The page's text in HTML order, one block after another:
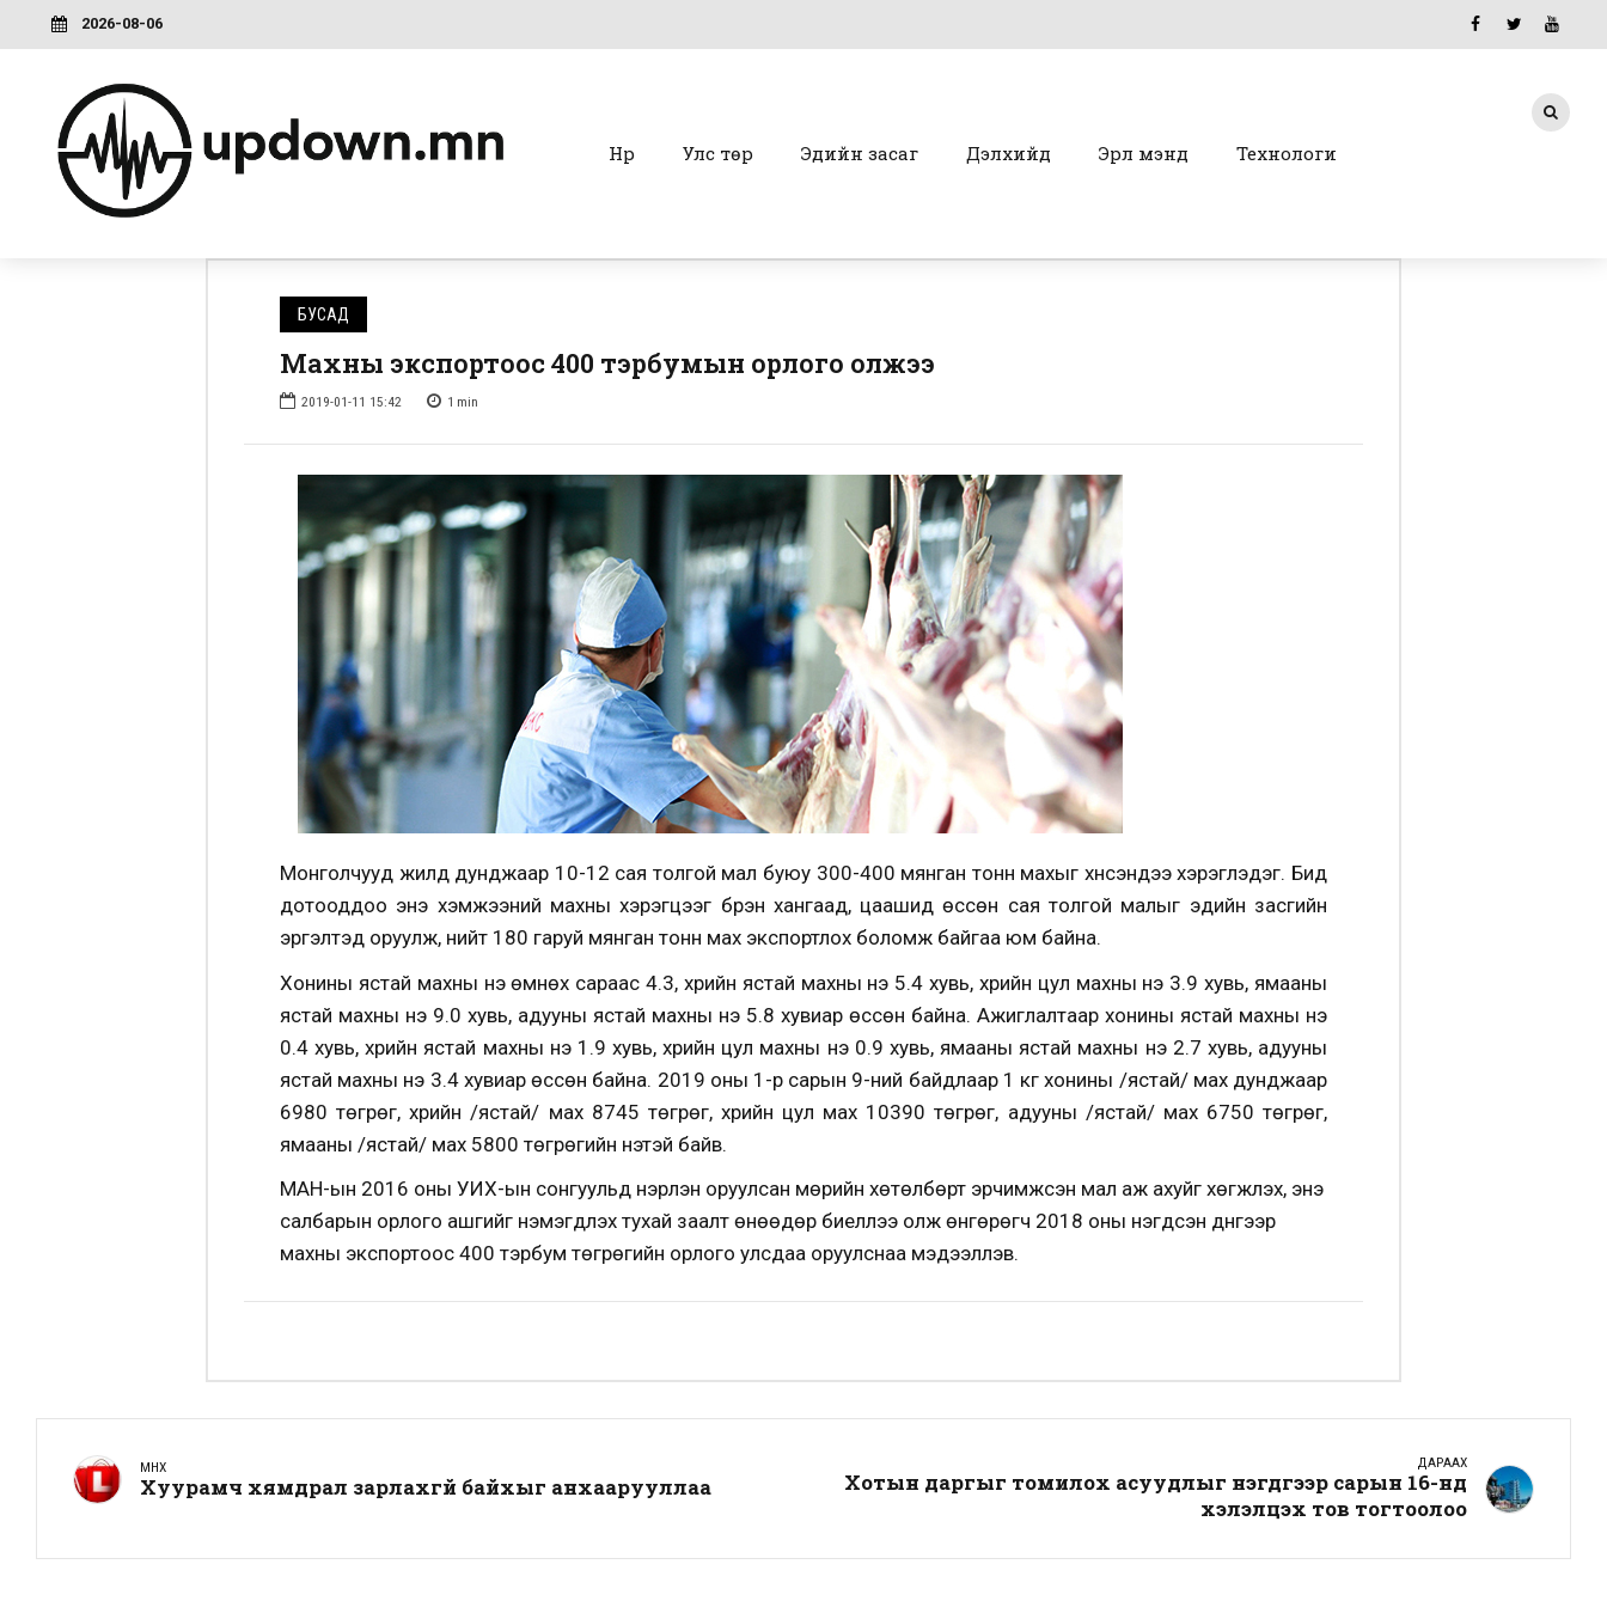
2026-08-06
Нүүр Улс төр Эдийн засаг Дэлхийд Эрүүл мэнд Технологи
БУСАД
Махны экспортоос 400 тэрбумын орлого олжээ
2019-01-11 15:42 1 min
Монголчууд жилд дунджаар 10-12 сая толгой мал буюу 300-400 мянган тонн махыг хүнсэндээ хэрэглэдэг. Бид
дотооддоо энэ хэмжээний махны хэрэгцээг бүрэн хангаад, цаашид өссөн сая толгой малыг эдийн засгийн
эргэлтэд оруулж, нийт 180 гаруй мянган тонн мах экспортлох боломж байгаа юм байна.
Хонины ястай махны үнэ өмнөх сараас 4.3, үхрийн ястай махны үнэ 5.4 хувь, үхрийн цул махны үнэ 3.9 хувь, ямааны
ястай махны үнэ 9.0 хувь, адууны ястай махны үнэ 5.8 хувиар өссөн байна. Ажиглалтаар хонины ястай махны үнэ
0.4 хувь, үхрийн ястай махны үнэ 1.9 хувь, үхрийн цул махны үнэ 0.9 хувь, ямааны ястай махны үнэ 2.7 хувь, адууны
ястай махны үнэ 3.4 хувиар өссөн байна. 2019 оны 1-р сарын 9-ний байдлаар 1 кг хонины /ястай/ мах дунджаар
6980 төгрөг, үхрийн /ястай/ мах 8745 төгрөг, үхрийн цул мах 10390 төгрөг, адууны /ястай/ мах 6750 төгрөг,
ямааны /ястай/ мах 5800 төгрөгийн үнэтэй байв.
МАН-ын 2016 оны УИХ-ын сонгуульд нэрлэн оруулсан мөрийн хөтөлбөрт эрчимжсэн мал аж ахуйг хөгжүүлэх, энэ
салбарын орлого ашгийг нэмэгдүүлэх тухай заалт өнөөдөр биеллээ олж өнгөрөгч 2018 оны нэгдсэн дүнгээр
махны экспортоос 400 тэрбум төгрөгийн орлого улсдаа оруулснаа мэдээллэв.
ӨМНӨХ
Хуурамч хямдрал зарлахгүй байхыг анхаарууллаа
ДАРААХ
Хотын даргыг томилох асуудлыг нэгдүгээр сарын 16-нд
хэлэлцэх тов тогтоолоо